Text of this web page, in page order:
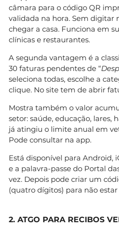
câmara para o código QR
validada na hora. Sem digitar
chegar a casa. Funciona em
clínicas e restaurantes.
A segunda vantagem é a
30 faturas pendentes de “
seleciona todas, escolhe a
clique. No site tem de abrir
Mostra também o valor
setor: saúde, educação, lares,
já atingiu o limite anual em
Pode consultar na app.
Está disponível para Android,
e a palavra-passe do Portal
vez. Depois pode criar um
(quatro dígitos) para não
2. ATGO PARA RECIBOS